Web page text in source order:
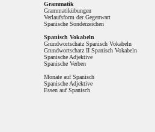
Grammatik
Grammatikübungen
Verlaufsform der Gegenwart
Spanische Sonderzeichen
Spanisch Vokabeln
Grundwortschatz Spanisch Vokabeln
Grundwortschatz II Spanisch Vokabeln
Spanische Adjektive
Spanische Verben
Monate auf Spanisch
Spanische Adjektive
Essen auf Spanisch